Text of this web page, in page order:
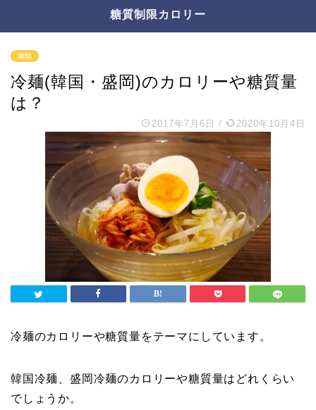
糖質制限カロリー
麺類
冷麺(韓国・盛岡)のカロリーや糖質量
は？
2017年7月6日 / 2020年10月4日
冷麺のカロリーや糖質量をテーマにしています。
韓国冷麺、盛岡冷麺のカロリーや糖質量はどれくらい
でしょうか。